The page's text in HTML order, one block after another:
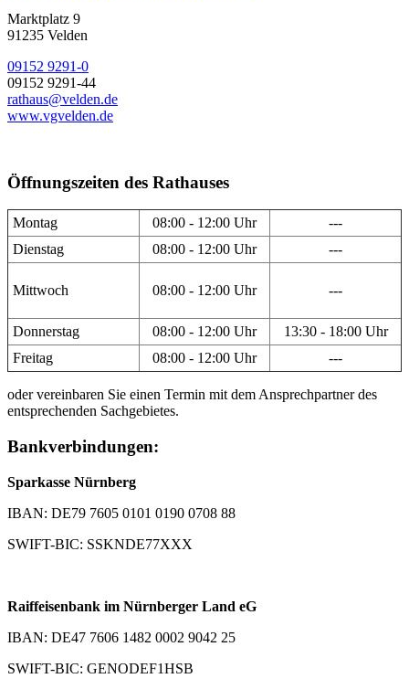
Marktplatz 9
91235 Velden
09152 9291-0
09152 9291-44
rathaus@velden.de
www.vgvelden.de
Öffnungszeiten des Rathauses
Montag 08:00 - 12:00 Uhr
---
Dienstag
08:00 - 12:00 Uhr ---
Mittwoch 08:00 - 12:00 Uhr ---
Donnerstag 08:00 - 12:00 Uhr
13:30 - 18:00 Uhr
Freitag
08:00 - 12:00 Uhr ---
oder vereinbaren Sie einen Termin mit dem Ansprechpartner des
entsprechenden Sachgebietes.
Bankverbindungen:
Sparkasse Nürnberg
IBAN: DE79 7605 0101 0190 0708 88
SWIFT-BIC: SSKNDE77XXX
Raiffeisenbank im Nürnberger Land eG
IBAN: DE47 7606 1482 0002 9042 25
SWIFT-BIC: GENODEF1HSB